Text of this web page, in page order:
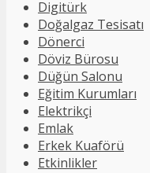
Digitürk
Doğalgaz Tesisatı
Dönerci
Döviz Bürosu
Düğün Salonu
Eğitim Kurumları
Elektrikçi
Emlak
Erkek Kuaförü
Etkinlikler